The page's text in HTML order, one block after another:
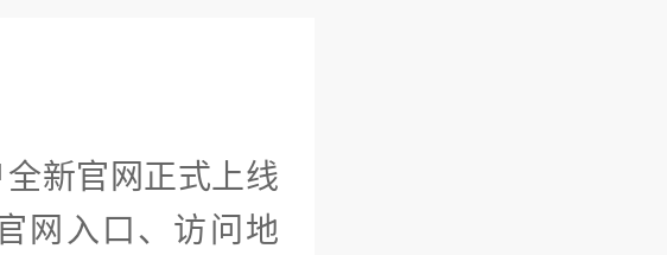
新官网正式上线
网入口、访问地